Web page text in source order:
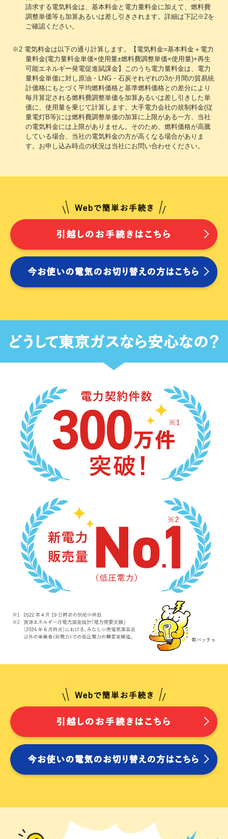
請求する電気料金は、基本料金と電力量料金に加えて、燃料費
調整単価等も加算あるいは差し引きされます。詳細は下記※2を
ご確認ください。
※2 電気料金は以下の通り計算します。【電気料金=基本料金＋電力
量料金(電力量料金単価×使用量±燃料費調整単価×使用量)+再生
可能エネルギー発電促進賦課金】このうち電力量料金は、電力
量料金単価に対し原油・LNG・石炭それぞれの3か月間の貿易統
計価格にもとづく平均燃料価格と基準燃料価格との差分により
毎月算定される燃料費調整単価を加算あるいは差し引きした単
価に、使用量を乗じて計算します。大手電力会社の規制料金(従
量電灯B等)には燃料費調整単価の加算に上限がある一方、当社
の電気料金には上限がありません。そのため、燃料価格が高騰
している場合、当社の電気料金の方が高くなる場合がありま
す。お申し込み時点の状況は当社にお問い合わせください。